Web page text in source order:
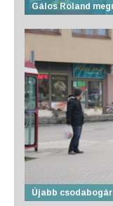
Gálos Roland
Újabb